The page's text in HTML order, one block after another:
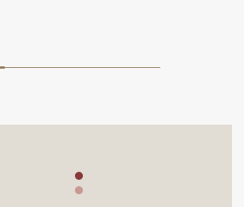
News美国最佳大学排名第26位
科世界大学学术排名第97位 ，2022泰晤士